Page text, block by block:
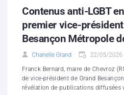
Contenus anti-LGBT
premier vice-président
Besançon Métropole
Chanelle Grand 22/05/2026
Franck Bernard, maire de Chevroz
de vice-président de Grand
révélation de publications diffusées